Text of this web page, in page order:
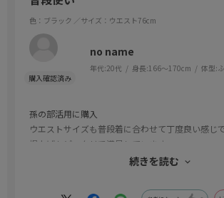
色：ブラック ／サイズ：ウエスト76cm
no name
年代:20代 身長:166～170cm 体型:
孫の部活用に購入
ウエストサイズも普段着に合わせて丁度良い感じ
裾上げもピッタリで満足しています
ウォッシャブルなので毎回洗えて
続きを読む